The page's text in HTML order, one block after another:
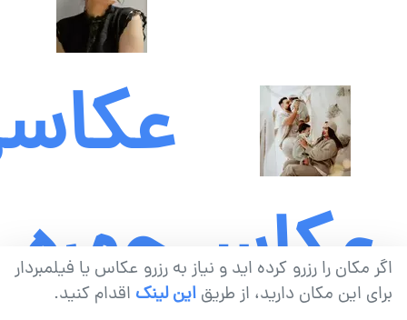
اگر مکان را رزرو کرده اید و نیاز به رزرو عکاس یا فیلمبردار
برای این مکان دارید، از طریق این لینک اقدام کنید.
عکاسیچهره